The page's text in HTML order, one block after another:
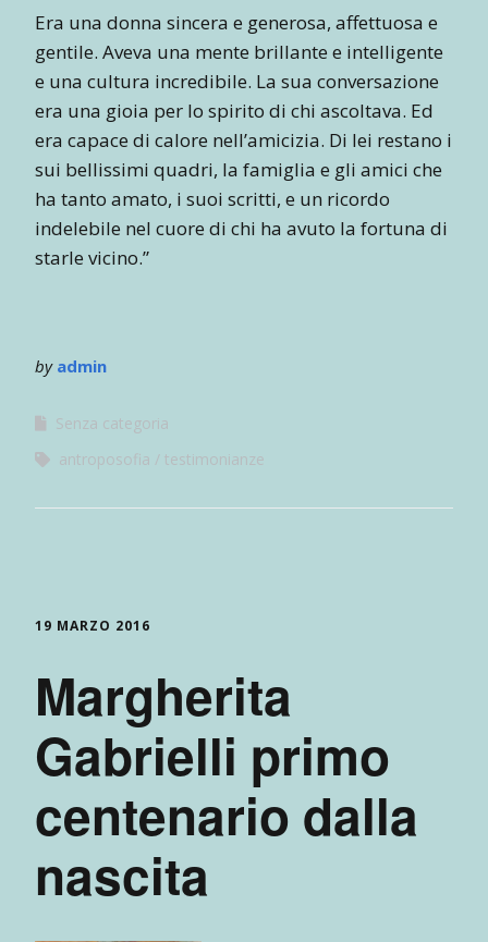
Era una donna sincera e generosa, affettuosa e
gentile. Aveva una mente brillante e intelligente
e una cultura incredibile. La sua conversazione
era una gioia per lo spirito di chi ascoltava. Ed
era capace di calore nell’amicizia. Di lei restano i
sui bellissimi quadri, la famiglia e gli amici che
ha tanto amato, i suoi scritti, e un ricordo
indelebile nel cuore di chi ha avuto la fortuna di
starle vicino.”
by admin
Senza categoria
antroposofia
testimonianze
19 MARZO 2016
Margherita
Gabrielli primo
centenario dalla
nascita